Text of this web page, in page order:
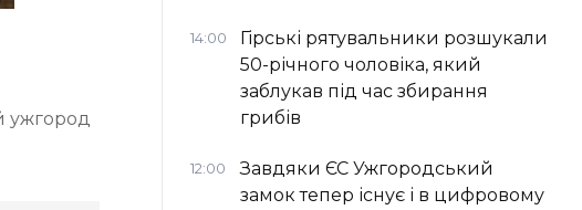
ужгород
14:00
Гірські рятувальники розшукали
50-річного чоловіка, який
заблукав під час збирання
грибів
12:00
Завдяки ЄС Ужгородський
замок тепер існує і в цифровому